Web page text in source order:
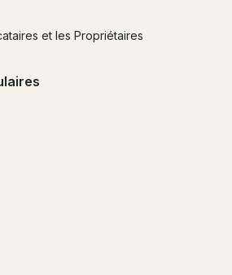
et les Propriétaires